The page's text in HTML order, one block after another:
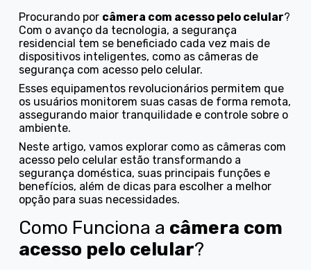
Procurando por câmera com acesso pelo celular?
Com o avanço da tecnologia, a segurança
residencial tem se beneficiado cada vez mais de
dispositivos inteligentes, como as câmeras de
segurança com acesso pelo celular.
Esses equipamentos revolucionários permitem que
os usuários monitorem suas casas de forma remota,
assegurando maior tranquilidade e controle sobre o
ambiente.
Neste artigo, vamos explorar como as câmeras com
acesso pelo celular estão transformando a
segurança doméstica, suas principais funções e
benefícios, além de dicas para escolher a melhor
opção para suas necessidades.
Como Funciona a câmera com
acesso pelo celular?